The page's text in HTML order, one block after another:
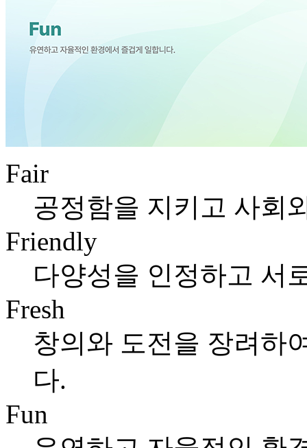
Fair
공정함을 지키고 사회
Friendly
다양성을 인정하고 서
Fresh
창의와 도전을 장려하
다.
Fun